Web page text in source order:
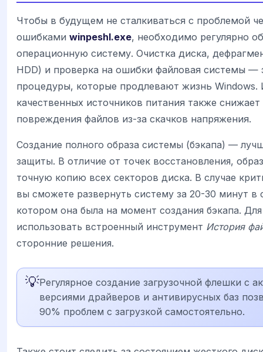
Чтобы в будущем не сталкиваться с проблемой
ошибками winpeshl.exe, необходимо регулярно
операционную систему. Очистка диска,
HDD) и проверка на ошибки файловая системы —
процедуры, которые продлевают жизнь Windows.
качественных источников питания также снижает
повреждения файлов из-за скачков напряжения.
Создание полного образа системы (бэкапа) —
защиты. В отличие от точек восстановления,
точную копию всех секторов диска. В случае
вы сможете развернуть систему за 20-30 минут в
котором она была на момент создания бэкапа.
использовать встроенный инструмент История
сторонние решения.
💡Регулярное создание загрузочной флешки с
версиями драйверов и антивирусных баз
90% проблем с загрузкой самостоятельно.